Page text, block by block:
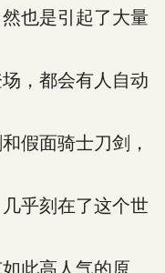
也是引起了大量
，都会有人自动
假面骑士刀剑，
乎刻在了这个世
此高人气的原